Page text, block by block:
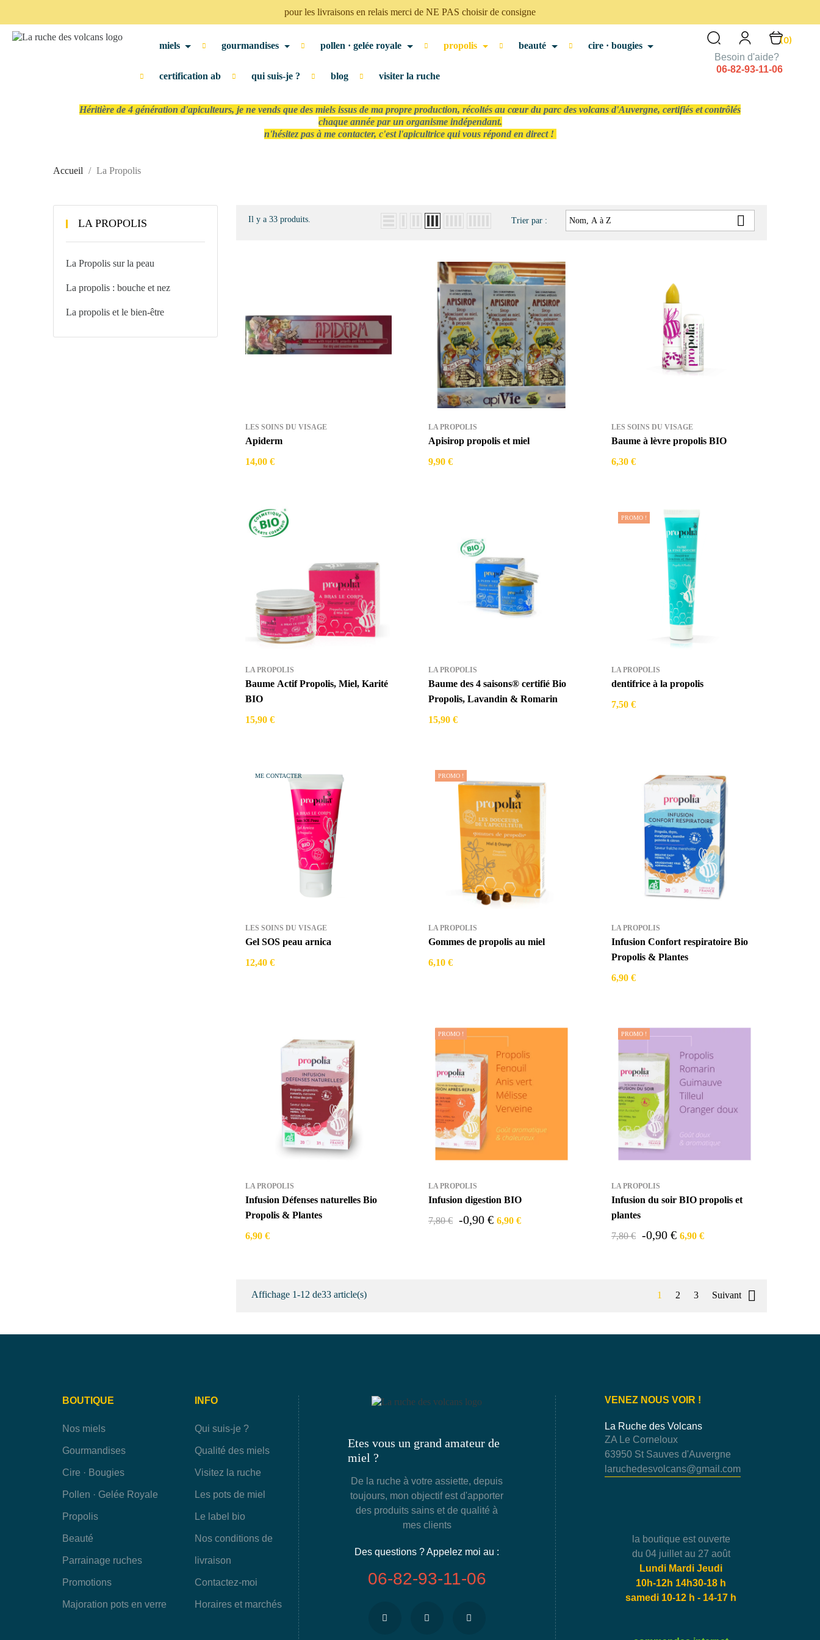
pour les livraisons en relais merci de NE PAS choisir de consigne
miels gourmandises pollen · gelée royale propolis beauté cire · bougies
certification ab qui suis-je ? blog visiter la ruche
(0)
Besoin d'aide?
06-82-93-11-06
Héritière de 4 génération d'apiculteurs, je ne vends que des miels issus de ma propre production, récoltés au cœur du parc des volcans d'Auvergne, certifiés et contrôlés
chaque année par un organisme indépendant.
n'hésitez pas à me contacter, c'est l'apicultrice qui vous répond en direct !
Accueil La Propolis
LA PROPOLIS
La Propolis sur la peau
La propolis : bouche et nez
La propolis et le bien-être
Il y a 33 produits. Trier par : Nom, A à Z 
LES SOINS DU VISAGE
Apiderm
14,00 €
LA PROPOLIS
Apisirop propolis et miel
9,90 €
LES SOINS DU VISAGE
Baume à lèvre propolis BIO
6,30 €
LA PROPOLIS
Baume Actif Propolis, Miel, Karité
BIO
15,90 €
LA PROPOLIS
Baume des 4 saisons® certifié Bio
Propolis, Lavandin & Romarin
15,90 €
PROMO !
LA PROPOLIS
dentifrice à la propolis
7,50 €
ME CONTACTER
LES SOINS DU VISAGE
Gel SOS peau arnica
12,40 €
PROMO !
LA PROPOLIS
Gommes de propolis au miel
6,10 €
LA PROPOLIS
Infusion Confort respiratoire Bio
Propolis & Plantes
6,90 €
LA PROPOLIS
Infusion Défenses naturelles Bio
Propolis & Plantes
6,90 €
PROMO !
LA PROPOLIS
Infusion digestion BIO
7,80 € -0,90 € 6,90 €
PROMO !
LA PROPOLIS
Infusion du soir BIO propolis et
plantes
7,80 € -0,90 € 6,90 €
Affichage 1-12 de33 article(s) 1 2 3 Suivant 
BOUTIQUE
Nos miels
Gourmandises
Cire · Bougies
Pollen · Gelée Royale
Propolis
Beauté
Parrainage ruches
Promotions
Majoration pots en verre
INFO
Qui suis-je ?
Qualité des miels
Visitez la ruche
Les pots de miel
Le label bio
Nos conditions de
livraison
Contactez-moi
Horaires et marchés
Etes vous un grand amateur de
miel ?
De la ruche à votre assiette, depuis
toujours, mon objectif est d'apporter
des produits sains et de qualité à
mes clients
Des questions ? Appelez moi au :
06-82-93-11-06
VENEZ NOUS VOIR !
La Ruche des Volcans
ZA Le Corneloux
63950 St Sauves d'Auvergne
laruchedesvolcans@gmail.com
la boutique est ouverte
du 04 juillet au 27 août
Lundi Mardi Jeudi
10h-12h 14h30-18 h
samedi 10-12 h - 14-17 h